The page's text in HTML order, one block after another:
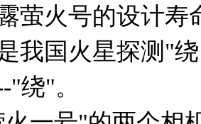
萤火号的设计寿
我国火星探测"
绕"。